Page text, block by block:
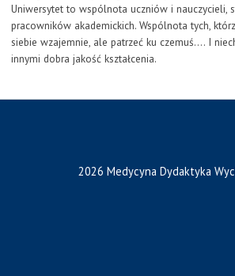
Uniwersytet to wspólnota uczniów i nauczycieli,
pracowników akademickich. Wspólnota tych,
siebie wzajemnie, ale patrzeć ku czemuś…. I
innymi dobra jakość kształcenia.
2026 Medycyna Dydaktyka